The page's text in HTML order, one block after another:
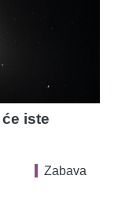
iste
Zabava